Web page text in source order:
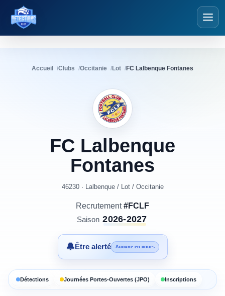
Détections Foot
Accueil Clubs Occitanie Lot FC Lalbenque Fontanes
FC Lalbenque
Fontanes
46230 · Lalbenque/ Lot/ Occitanie
Recrutement#FCLF
Saison 2026-2027
🔔Être alerté Aucune en cours
Détections Journées Portes-Ouvertes (JPO) Inscriptions